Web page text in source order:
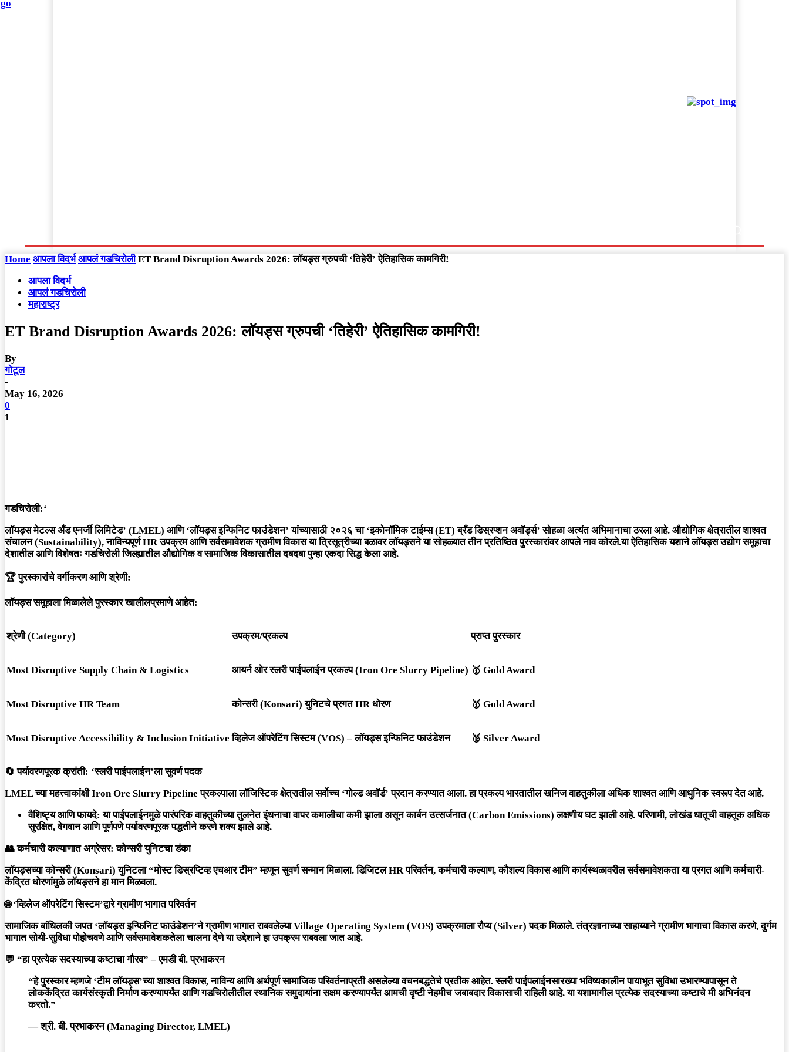
Home आपला विदर्भ आपलं गडचिरोली ET Brand Disruption Awards 2026: लॉयड्स ग्रुपची ‘तिहेरी’ ऐतिहासिक कामगिरी!
आपला विदर्भ
आपलं गडचिरोली
महाराष्ट्र
ET Brand Disruption Awards 2026: लॉयड्स ग्रुपची ‘तिहेरी’ ऐतिहासिक कामगिरी!
By
गोटूल
-
May 16, 2026
0
1
गडचिरोली:‘
लॉयड्स मेटल्स अँड एनर्जी लिमिटेड’ (LMEL) आणि ‘लॉयड्स इन्फिनिट फाउंडेशन’ यांच्यासाठी २०२६ चा ‘इकोनॉमिक टाईम्स (ET) ब्रँड डिस्रप्शन अवॉर्ड्स’ सोहळा अत्यंत अभिमानाचा ठरला आहे. औद्योगिक क्षेत्रातील शाश्वत
संचालन (Sustainability), नाविन्यपूर्ण HR उपक्रम आणि सर्वसमावेशक ग्रामीण विकास या त्रिसूत्रीच्या बळावर लॉयड्सने या सोहळ्यात तीन प्रतिष्ठित पुरस्कारांवर आपले नाव कोरले.या ऐतिहासिक यशाने लॉयड्स उद्योग समूहाचा
देशातील आणि विशेषतः गडचिरोली जिल्ह्यातील औद्योगिक व सामाजिक विकासातील दबदबा पुन्हा एकदा सिद्ध केला आहे.
🏆पुरस्कारांचे वर्गीकरण आणि श्रेणी:
लॉयड्स समूहाला मिळालेले पुरस्कार खालीलप्रमाणे आहेत:
श्रेणी (Category) उपक्रम/प्रकल्प प्राप्त पुरस्कार
Most Disruptive Supply Chain & Logistics आयर्न ओर स्लरी पाईपलाईन प्रकल्प (Iron Ore Slurry Pipeline) 🥇 Gold Award
Most Disruptive HR Team कोन्सरी (Konsari) युनिटचे प्रगत HR धोरण 🥇 Gold Award
Most Disruptive Accessibility & Inclusion Initiative व्हिलेज ऑपरेटिंग सिस्टम (VOS) – लॉयड्स इन्फिनिट फाउंडेशन 🥈 Silver Award
🔄पर्यावरणपूरक क्रांती: ‘स्लरी पाईपलाईन’ला सुवर्ण पदक
LMEL च्या महत्त्वाकांक्षीIron Ore Slurry Pipeline प्रकल्पाला लॉजिस्टिक क्षेत्रातील सर्वोच्च ‘गोल्ड अवॉर्ड’ प्रदान करण्यात आला. हा प्रकल्प भारतातील खनिज वाहतुकीला अधिक शाश्वत आणि आधुनिक स्वरूप देत आहे.
वैशिष्ट्य आणि फायदे: या पाईपलाईनमुळे पारंपरिक वाहतुकीच्या तुलनेत इंधनाचा वापर कमालीचा कमी झाला असून कार्बन उत्सर्जनात (Carbon Emissions) लक्षणीय घट झाली आहे. परिणामी, लोखंड धातूची वाहतूक अधिक
सुरक्षित, वेगवान आणि पूर्णपणे पर्यावरणपूरक पद्धतीने करणे शक्य झाले आहे.
👥कर्मचारी कल्याणात अग्रेसर: कोन्सरी युनिटचा डंका
लॉयड्सच्या कोन्सरी (Konsari) युनिटला“मोस्ट डिस्रप्टिव्ह एचआर टीम” म्हणून सुवर्ण सन्मान मिळाला. डिजिटल HR परिवर्तन, कर्मचारी कल्याण, कौशल्य विकास आणि कार्यस्थळावरील सर्वसमावेशकता या प्रगत आणि कर्मचारी-
केंद्रित धोरणांमुळे लॉयड्सने हा मान मिळवला.
🌐‘व्हिलेज ऑपरेटिंग सिस्टम’द्वारे ग्रामीण भागात परिवर्तन
सामाजिक बांधिलकी जपत ‘लॉयड्स इन्फिनिट फाउंडेशन’ने ग्रामीण भागात राबवलेल्याVillage Operating System (VOS) उपक्रमाला रौप्य (Silver) पदक मिळाले. तंत्रज्ञानाच्या साहाय्याने ग्रामीण भागाचा विकास करणे, दुर्गम
भागात सोयी-सुविधा पोहोचवणे आणि सर्वसमावेशकतेला चालना देणे या उद्देशाने हा उपक्रम राबवला जात आहे.
💬 “हा प्रत्येक सदस्याच्या कष्टाचा गौरव” – एमडी बी. प्रभाकरन
“हे पुरस्कार म्हणजे ‘टीम लॉयड्स’च्या शाश्वत विकास, नाविन्य आणि अर्थपूर्ण सामाजिक परिवर्तनाप्रती असलेल्या वचनबद्धतेचे प्रतीक आहेत. स्लरी पाईपलाईनसारख्या भविष्यकालीन पायाभूत सुविधा उभारण्यापासून ते
लोककेंद्रित कार्यसंस्कृती निर्माण करण्यापर्यंत आणि गडचिरोलीतील स्थानिक समुदायांना सक्षम करण्यापर्यंत आमची दृष्टी नेहमीच जबाबदार विकासाची राहिली आहे. या यशामागील प्रत्येक सदस्याच्या कष्टाचे मी अभिनंदन
करतो.”
—श्री. बी. प्रभाकरन(Managing Director, LMEL)